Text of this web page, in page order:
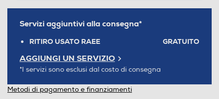
Servizi aggiuntivi alla consegna*
RITIRO USATO RAEE GRATUITO
AGGIUNGI UN SERVIZIO
*I servizi sono esclusi dal costo di consegna
Metodi di pagamento e finanziamenti